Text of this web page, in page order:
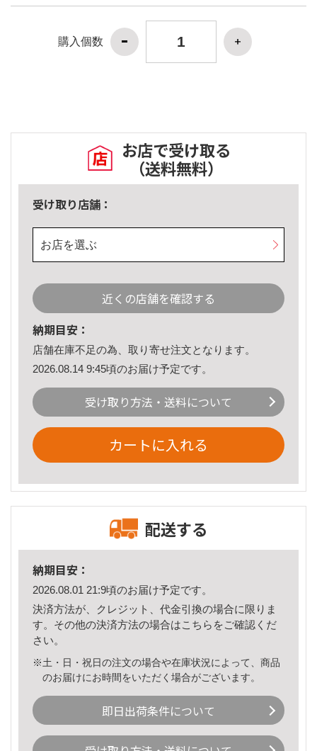
購入個数
お店で受け取る
（送料無料）
受け取り店舗：
お店を選ぶ
近くの店舗を確認する
納期目安：
店舗在庫不足の為、取り寄せ注文となります。
2026.08.14 9:45頃のお届け予定です。
受け取り方法・送料について
カートに入れる
配送する
納期目安：
2026.08.01 21:9頃のお届け予定です。
決済方法が、クレジット、代金引換の場合に限りま
す。その他の決済方法の場合はこちら をご確認くだ
さい。
※土・日・祝日の注文の場合や在庫状況によって、商品
のお届けにお時間をいただく場合がございます。
即日出荷条件について